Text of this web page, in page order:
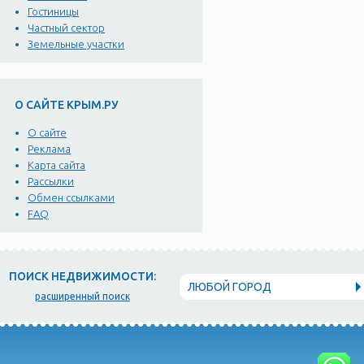
Гостиницы
Частный сектор
Земельные участки
О САЙТЕ КРЫМ.РУ
О сайте
Реклама
Карта сайта
Рассылки
Обмен ссылками
FAQ
Любимым жилищем
именовавшие Сугдею
ПОИСК НЕДВИЖИМОСТИ:
расширенный поиск
ЛЮБОЙ ГОРОД